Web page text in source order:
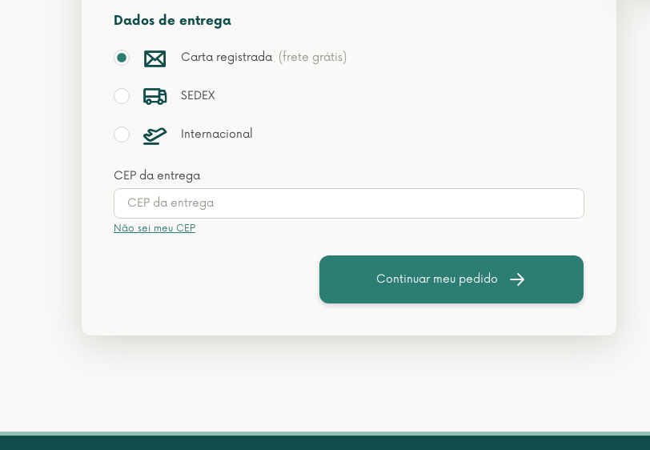
Dados de entrega
Carta registrada (frete grátis)
SEDEX
Internacional
CEP da entrega
Não sei meu CEP
Continuar meu pedido